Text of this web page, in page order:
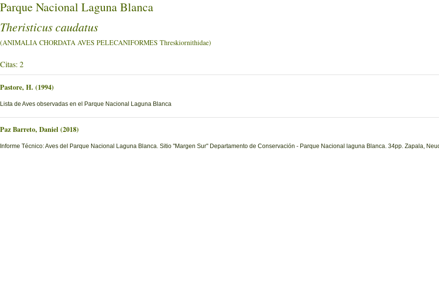
Parque Nacional Laguna Blanca
Theristicus caudatus
(ANIMALIA CHORDATA AVES PELECANIFORMES Threskiornithidae)
Citas: 2
Pastore, H. (1994)
Lista de Aves observadas en el Parque Nacional Laguna Blanca
Paz Barreto, Daniel (2018)
Informe Técnico: Aves del Parque Nacional Laguna Blanca. Sitio "Margen Sur" Departamento de Conservación - Parque Nacional laguna Blanca. 34pp. Zapala,